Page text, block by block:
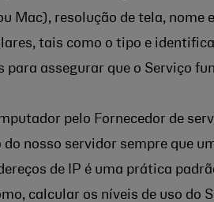
Mac), resolução de tela, nome
tais como o tipo e
assegurar que o Serviço
pelo Fornecedor de
nosso servidor sempre que
de IP é uma prática
calcular os níveis de uso do